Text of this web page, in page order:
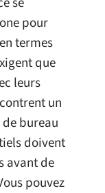
pour
termes
que
leurs
un
bureau
doivent
avant de
pouvez